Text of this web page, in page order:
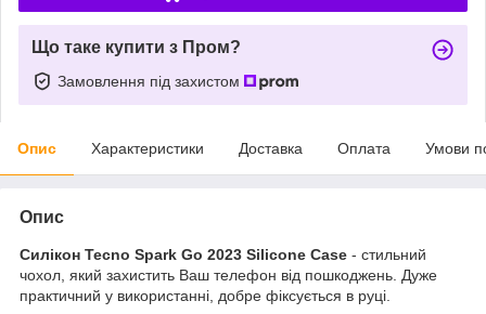
Що таке купити з Пром?
Замовлення під захистом
Опис Характеристики Доставка Оплата Умови
Опис
Силікон Tecno Spark Go 2023 Silicone Case - стильний
чохол, який захистить Ваш телефон від пошкоджень. Дуже
практичний у використанні, добре фіксується в руці.